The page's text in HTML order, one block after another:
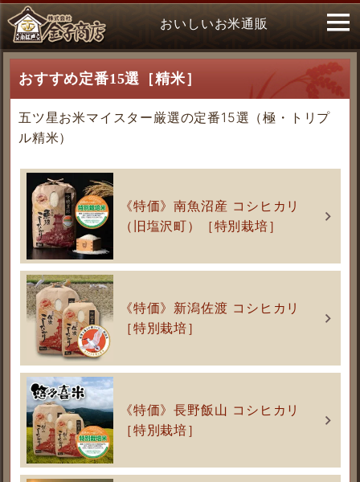
おいしいお米通販
おすすめ定番15選［精米］
五ツ星お米マイスター厳選の定番15選（極・トリプ
ル精米）
《特価》南魚沼産 コシヒカリ
（旧塩沢町）［特別栽培］
《特価》新潟佐渡 コシヒカリ
［特別栽培］
《特価》長野飯山 コシヒカリ
［特別栽培］